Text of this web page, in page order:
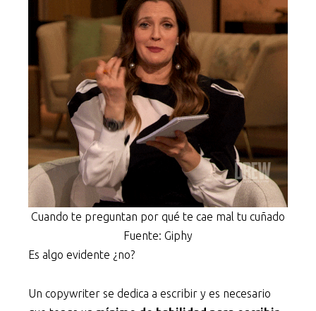
Cuando te preguntan por qué te cae mal tu cuñado
Fuente: Giphy
Es algo evidente ¿no?
Un copywriter se dedica a escribir y es necesario